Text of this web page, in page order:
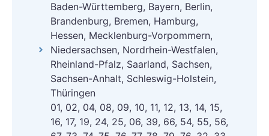
Baden-Württemberg, Bayern, Berlin,
Brandenburg, Bremen, Hamburg,
Hessen, Mecklenburg-Vorpommern,
Niedersachsen, Nordrhein-Westfalen,
Rheinland-Pfalz, Saarland, Sachsen,
Sachsen-Anhalt, Schleswig-Holstein,
Thüringen
01, 02, 04, 08, 09, 10, 11, 12, 13, 14, 15,
16, 17, 19, 24, 25, 06, 39, 66, 54, 55, 56,